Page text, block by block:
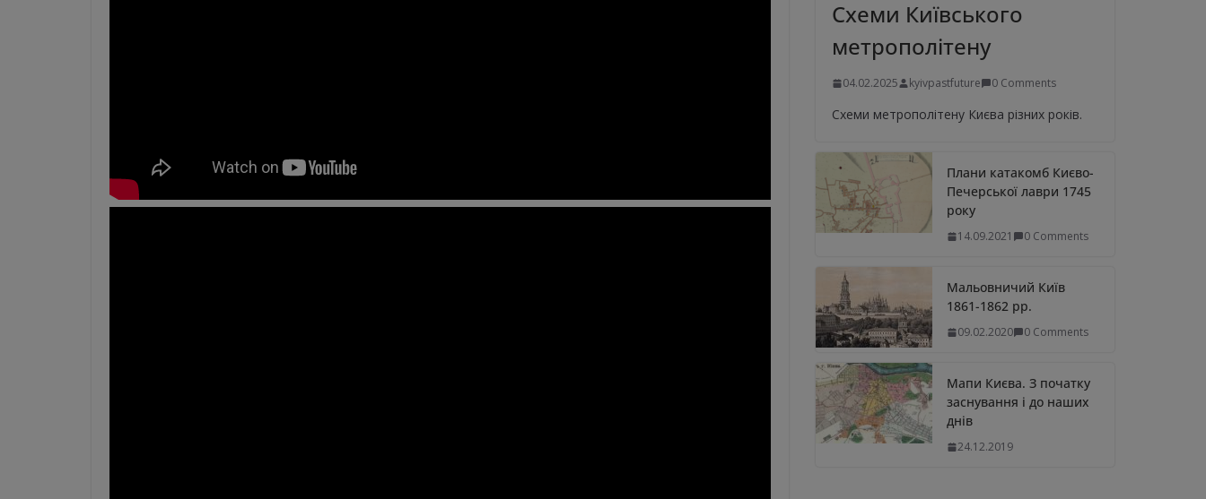
Схеми Київського
метрополітену
04.02.2025 kyivpastfuture 0 Comments
Схеми метрополітену Києва різних років.
Плани катакомб Києво-
Печерської лаври 1745
року
14.09.2021 0 Comments
Мальовничий Київ
1861-1862 рр.
09.02.2020 0 Comments
Мапи Києва. З початку
заснування і до наших
днів
24.12.2019